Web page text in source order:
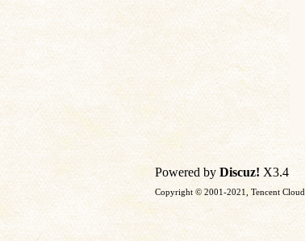
Powered by Discuz! X3.4
Copyright © 2001-2021, Tencent Cloud.